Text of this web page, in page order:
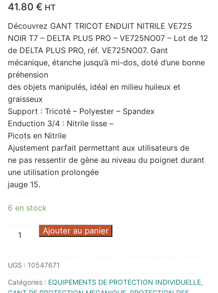
41.80 € HT
Découvrez GANT TRICOT ENDUIT NITRILE VE725
NOIR T7 – DELTA PLUS PRO – VE725NO07 – Lot de 12
de DELTA PLUS PRO, réf. VE725NO07. Gant
mécanique, étanche jusqu’à mi-dos, doté d’une bonne
préhension
des objets manipulés, idéal en milieu huileux et
graisseux
Support : Tricoté – Polyester – Spandex
Enduction 3/4 : Nitrile lisse –
Picots en Nitrile
Ajustement parfait permettant aux utilisateurs de
ne pas ressentir de gène au niveau du poignet durant
une utilisation prolongée
jauge 15.
6 en stock
quantité
TRICOT
ENDUIT
Ajouter au panier
UGS : 10547671
Catégories : EQUIPEMENTS DE PROTECTION INDIVIDUELLE,